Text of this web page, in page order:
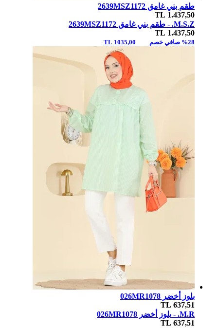
طقم بني غامق 2639MSZ1172
1.437,50
M.S.Z. -
طقم بني غامق 2639MSZ1172
1.437,50
%28 صافي خصم 1035,00 TL
بلوز أخضر 026MR1078
637,51
M.R. -
بلوز أخضر 026MR1078
637,51